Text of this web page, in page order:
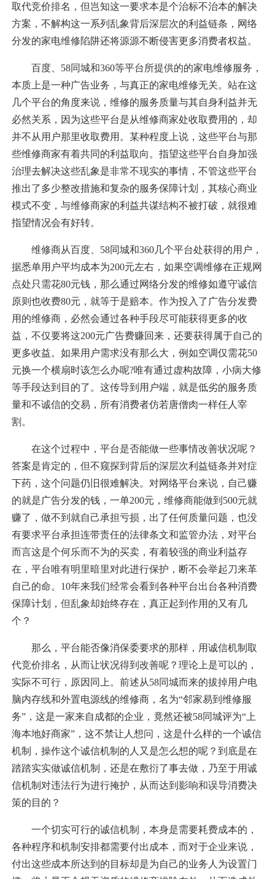
取代竞价排名，但岂知这一要求本是个治标不治本的解决
方案，不解构这一系列乱象背后深层次的利益链条，网络
分发的家电维修陷阱还将源源不断侵害更多消费者权益。
百度、58同城和360等平台所提供的的家电维修服务，
本质上是一种广告业务，与真正的家电维修无关。站在这
几个平台的角度来说，维修的服务质量与其自身利益并无
必然关系，因为这些平台是从维修商家处收取费用的，却
并不从用户那里收取费用。某种程度上说，这些平台与那
些维修商家有着共同的利益取向。指望这些平台自身加强
治理去解决这些乱象是非常不现实的事情，不管这些平台
推出了多少整改措施和复杂的服务保障计划，其核心商业
模式不变，与维修商家的利益共谋结构不被打破，就很难
指望情况会有好转。
维修商从百度、58同城和360几个平台处获得的用户，
据悉单用户平均成本为200元左右，如果空调维修在正规网
点处只需花80元钱，那么通过网络分发的维修如遵守诚信
原则也收费80元，就等于是赔本。作为投入了广告分发费
用的维修商，必然会通过各种手段尽可能获得更多的收
益，不仅要将这200元广告费赚回来，还要获得属于自己的
更多收益。如果用户需求没有那么大，例如空调仅需花50
元换一个横扇时该怎么办呢?唯有通过虚构故障，小病大修
等手段达到目的了。这传导到用户端，就是低劣的服务质
量和不诚信的交易，所有消费者仿若唐僧肉一样任人宰
割。
在这个过程中，平台是否能做一些事情改善状况呢？
答案是肯定的，但不窥探到背后的深层次利益链条并对症
下药，这个问题仍旧很难解决。对网络平台来说，自己赚
的就是广告分发的钱，一单200元，维修商能做到500元就
赚了，做不到就自己承担亏损，出了任何质量问题，也没
有要求平台承担连带责任的法律条文和监管办法，对平台
而言这是个何乐而不为的买卖，有着较强的商业利益存
在，平台唯有明里暗里对此进行保护，断不会举起刀来革
自己的命。10年来我们经常会看到各种平台出台各种消费
保障计划，但乱象却始终存在，真正起到作用的又有几
个？
那么，平台能否像消保委要求的那样，用诚信机制取
代竞价排名，从而让状况得到改善呢？理论上是可以的，
实际不可行，原因同上。前述从58同城而来的拔掉用户电
脑内存线和外置电源线的维修商，名为“邻家易到维修服
务”，这是一家来自成都的企业，竟然还被58同城评为“上
海本地好商家”，这不禁让人想问，这是什么样的一个诚信
机制，操作这个诚信机制的人又是怎么想的呢？到底是在
踏踏实实做诚信机制，还是在敷衍了事去做，乃至于用诚
信机制对违法行为进行掩护，从而达到影响和误导消费决
策的目的？
一个切实可行的诚信机制，本身是需要耗费成本的，
各种程序和机制安排都需要付出成本，而对于企业来说，
付出这些成本所达到的目标却是为自己的业务人为设置门